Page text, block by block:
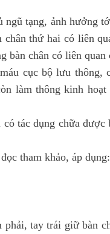
tạng, ảnh hưởng
thứ hai có liên
bàn chân có liên
cục bộ lưu
làm thông kinh
tác dụng chữa
tham khảo, áp dụng:
tay trái giữ bàn